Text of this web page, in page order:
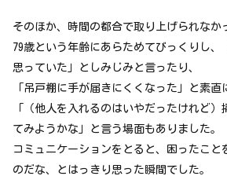
そのほか、時間の都合で取り上げられなか
79歳という年齢にあらためてびっくりし、
思っていた」としみじみと言ったり、
「吊戸棚に手が届きにくくなった」と素直
「（他人を入れるのはいやだったけれど）
てみようかな」と言う場面もありました。
コミュニケーションをとると、困ったこと
のだな、とはっきり思った瞬間でした。